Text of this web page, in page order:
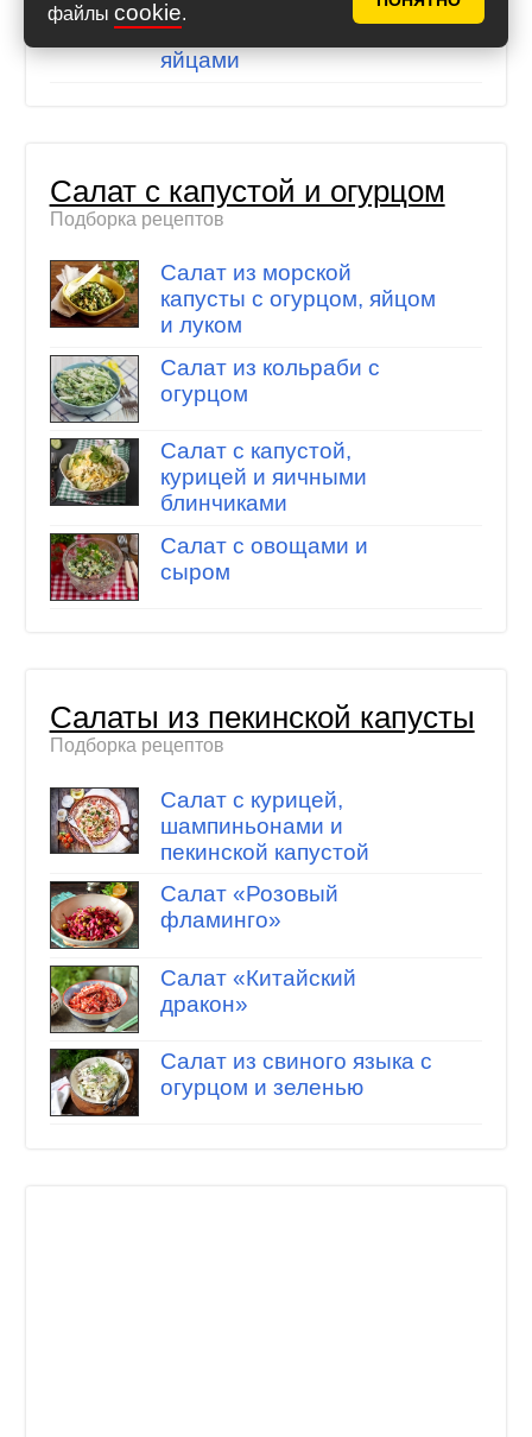
файлы cookie.
курицей, корейской
морковью, сыром и
яйцами
Салат с капустой и огурцом
Подборка рецептов
Салат из морской
капусты с огурцом, яйцом
и луком
Салат из кольраби с
огурцом
Салат с капустой,
курицей и яичными
блинчиками
Салат с овощами и
сыром
Салаты из пекинской капусты
Подборка рецептов
Салат с курицей,
шампиньонами и
пекинской капустой
Салат «Розовый
фламинго»
Салат «Китайский
дракон»
Салат из свиного языка с
огурцом и зеленью